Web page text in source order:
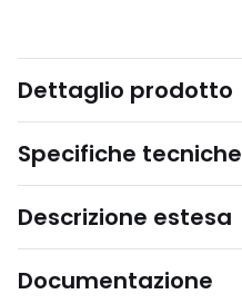
Dettaglio prodotto
Specifiche tecniche
Descrizione estesa
Documentazione